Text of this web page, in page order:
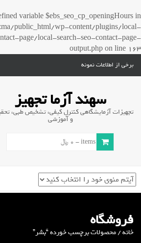
variable $ebs_seo_cp_openingHours in
public_html/wp-content/plugins/local-
page/local-search-seo-contact-page-
output.phpon line 163
برخی از اطلاعات نمونه
سهند آزما تجهیز
تجهیزات آزمایشگاهی کنترل کیفی، تشخیص طبی،
و آموزشی
0 ﷼
فروشگاه
خانه/ محصولات برچسب خورده “بشر”